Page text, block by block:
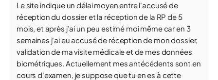
Le site indique un délai moyen entre l'accusé de
réception du dossier et la réception de la RP de 5
mois, et après j'ai un peu estimé moi même car en 3
semaines j'ai eu accusé de réception de mon dossier,
validation de ma visite médicale et de mes données
biométriques. Actuellement mes antécédents sont en
cours d'examen, je suppose que tu en es à cette